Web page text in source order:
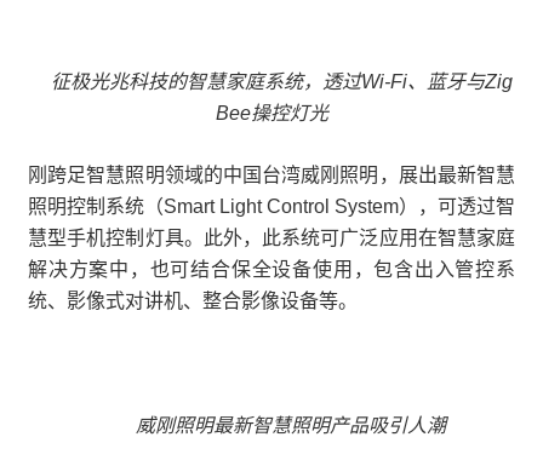
征极光兆科技的智慧家庭系统，透过Wi-Fi、蓝牙与Zig
Bee操控灯光
刚跨足智慧照明领域的中国台湾威刚照明，展出最新智慧
照明控制系统（Smart Light Control System），可透过智
慧型手机控制灯具。此外，此系统可广泛应用在智慧家庭
解决方案中，也可结合保全设备使用，包含出入管控系
统、影像式对讲机、整合影像设备等。
威刚照明最新智慧照明产品吸引人潮